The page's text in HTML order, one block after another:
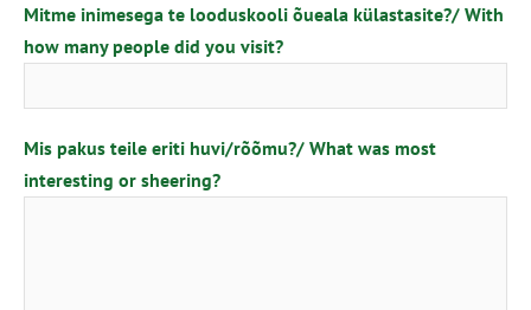
Mitme inimesega te looduskooli õueala külastasite?/ With
how many people did you visit?
Mis pakus teile eriti huvi/rõõmu?/ What was most
interesting or sheering?